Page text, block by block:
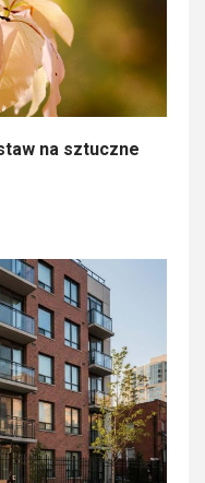
na sztuczne